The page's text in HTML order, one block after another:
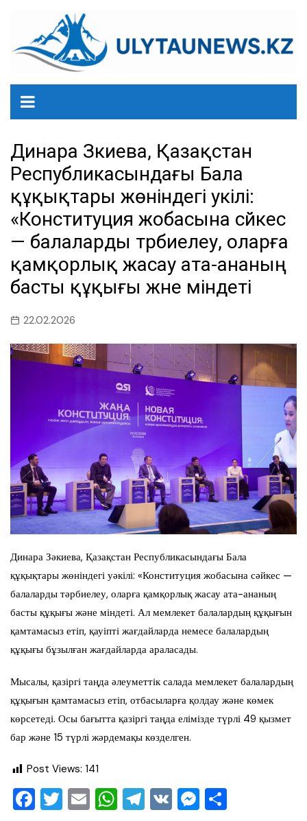
содержанию
Динара Зәкиева, Қазақстан
Республикасындағы Бала
құқықтары жөніндегі уәкілі:
«Конституция жобасына сәйкес
— балаларды тәрбиелеу, оларға
қамқорлық жасау ата-ананың
басты құқығы және міндеті
22.02.2026
Динара Зәкиева, Қазақстан Республикасындағы Бала
құқықтары жөніндегі уәкілі: «Конституция жобасына сәйкес —
балаларды тәрбиелеу, оларға қамқорлық жасау ата-ананың
басты құқығы және міндеті. Ал мемлекет балалардың құқығын
қамтамасыз етіп, қауіпті жағдайларда немесе балалардың
құқығы бұзылған жағдайларда араласады.
Мысалы, қазіргі таңда әлеуметтік салада мемлекет балалардың
құқығын қамтамасыз етіп, отбасыларға қолдау және көмек
көрсетеді. Осы бағытта қазіргі таңда елімізде түрлі 49 қызмет
бар және 15 түрлі жәрдемақы көзделген.
Post Views: 141
F T E W T V M